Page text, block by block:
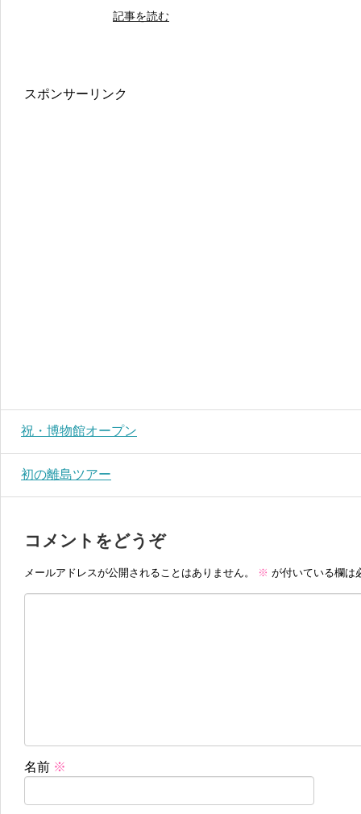
記事を読む
スポンサーリンク
祝・博物館オープン
初の離島ツアー
コメントをどうぞ
メールアドレスが公開されることはありません。 ※ が付いている欄は
名前 ※